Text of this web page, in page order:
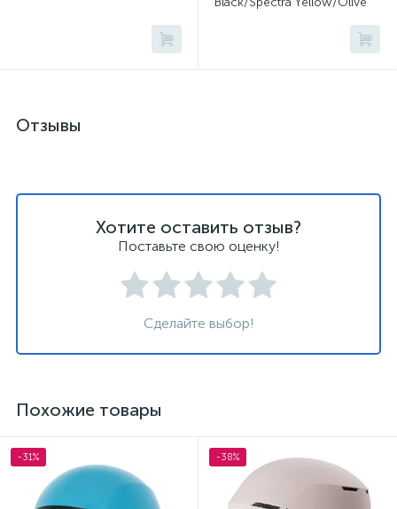
Отзывы
Хотите оставить отзыв?
Поставьте свою оценку!
Сделайте выбор!
Похожие товары
-31% -38%